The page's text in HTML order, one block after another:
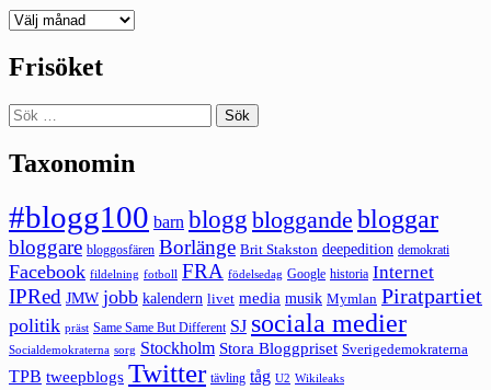
Deepedition
Frisöket
Sök
efter:
Taxonomin
#blogg100 barn blogg bloggande bloggar
bloggare bloggosfären Borlänge Brit Stakston deepedition demokrati
Facebook fildelning fotboll FRA födelsedag Google historia Internet
IPRed JMW jobb kalendern livet media musik Mymlan Piratpartiet
politik präst Same Same But Different SJ sociala medier
Socialdemokraterna sorg Stockholm Stora Bloggpriset Sverigedemokraterna
TPB tweepblogs Twitter tävling tåg U2 Wikileaks